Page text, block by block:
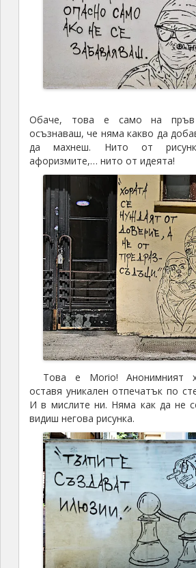
Обаче, това е само на пръв
осъзнаваш, че няма какво да
да махнеш. Нито от
афоризмите,… нито от идеята!
Това е Morio! Анонимният
оставя уникален отпечатък по
И в мислите ни. Няма как да не
видиш негова рисунка.